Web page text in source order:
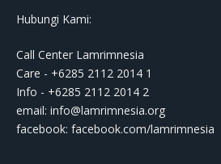
Hubungi Kami:
Call Center Lamrimnesia
Care - +6285 2112 2014 1
Info - +6285 2112 2014 2
email: info@lamrimnesia.org
facebook: facebook.com/lamrimnesia